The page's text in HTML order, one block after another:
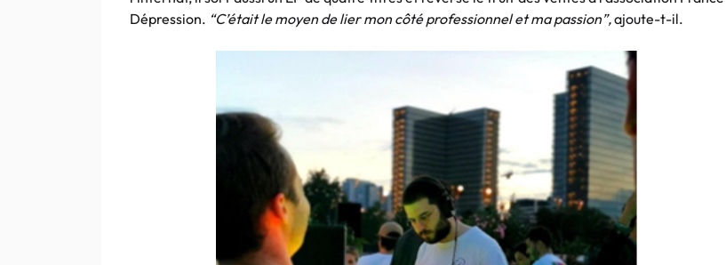
Dépression. “C’était le moyen de lier mon côté professionnel et ma passion”,ajoute-t-il.